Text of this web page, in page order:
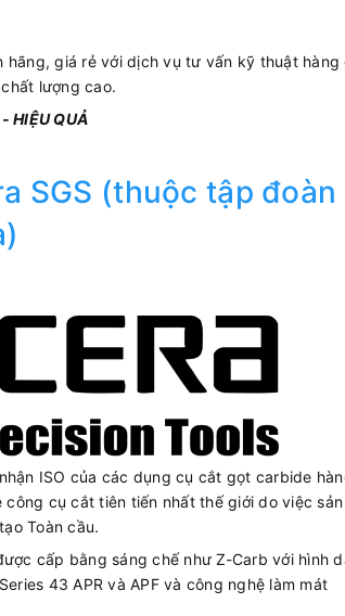
giá rẻ với dịch vụ tư vấn kỹ thuật hàng
chất lượng cao.
HIỆU QUẢ
SGS (thuộc tập đoàn
ISO của các dụng cụ cắt gọt carbide
cụ cắt tiên tiến nhất thế giới do việc
Toàn cầu.
cấp bằng sáng chế như Z-Carb với hình
43 APR và APF và công nghệ làm mát